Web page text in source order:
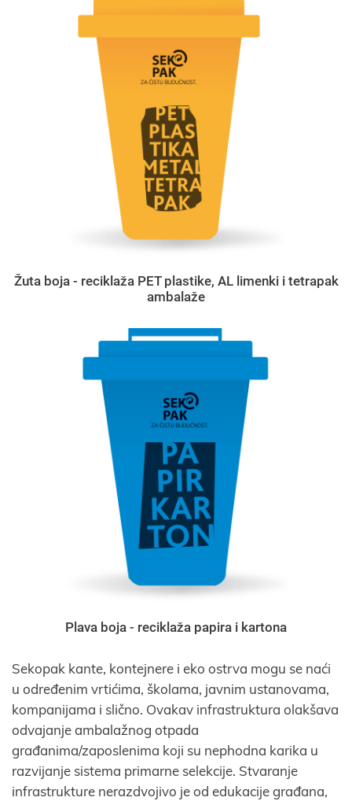
Žuta boja - reciklaža PET plastike, AL limenki i tetrapak
ambalaže
Plava boja - reciklaža papira i kartona
Sekopak kante, kontejnere i eko ostrva mogu se naći
u određenim vrtićima, školama, javnim ustanovama,
kompanijama i slično. Ovakav infrastruktura olakšava
odvajanje ambalažnog otpada
građanima/zaposlenima koji su nephodna karika u
razvijanje sistema primarne selekcije. Stvaranje
infrastrukture nerazdvojivo je od edukacije građana,